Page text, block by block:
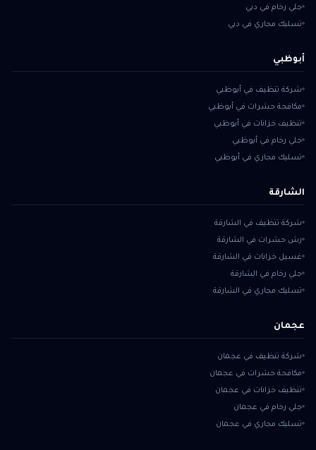
جلي رخام في دبي
تسليك مجاري في دبي
أبوظبي
شركة تنظيف في أبوظبي
مكافحة حشرات في أبوظبي
تنظيف خزانات في أبوظبي
جلي رخام في أبوظبي
تسليك مجاري في أبوظبي
الشارقة
شركة تنظيف في الشارقة
رش حشرات في الشارقة
غسيل خزانات في الشارقة
جلي رخام في الشارقة
تسليك مجاري في الشارقة
عجمان
شركة تنظيف في عجمان
مكافحة حشرات في عجمان
تنظيف خزانات في عجمان
جلي رخام في عجمان
تسليك مجاري في عجمان